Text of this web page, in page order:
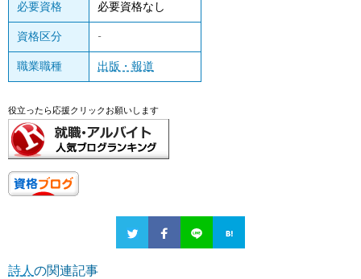
必要資格 必要資格なし
資格区分 -
職業職種 出版・報道
役立ったら応援クリックお願いします
詩人の関連記事